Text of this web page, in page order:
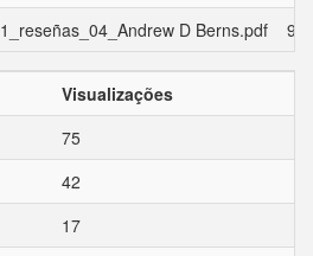
D Berns.pdf
92
Visualizações
75
42
17